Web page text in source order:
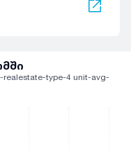
type-4 unit-avg-